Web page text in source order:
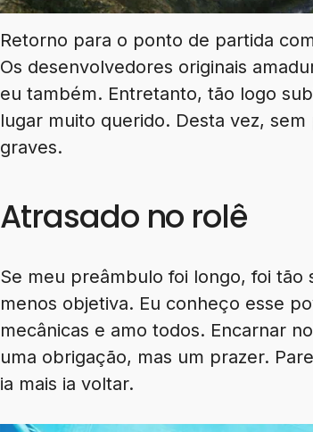
Retorno para o ponto de partida
Os desenvolvedores originais
eu também. Entretanto, tão logo
lugar muito querido. Desta vez,
graves.
Atrasado no rolê
Se meu preâmbulo foi longo, foi tão
menos objetiva. Eu conheço esse
mecânicas e amo todos. Encarnar
uma obrigação, mas um prazer.
ia mais ia voltar.